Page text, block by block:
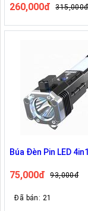
260,000đ 315,000đ
Búa Đèn Pin LED
75,000đ 93,000đ
Đã bán: 21